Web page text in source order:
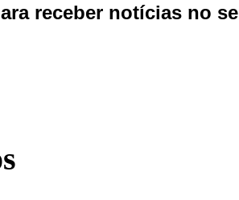
receber notícias no